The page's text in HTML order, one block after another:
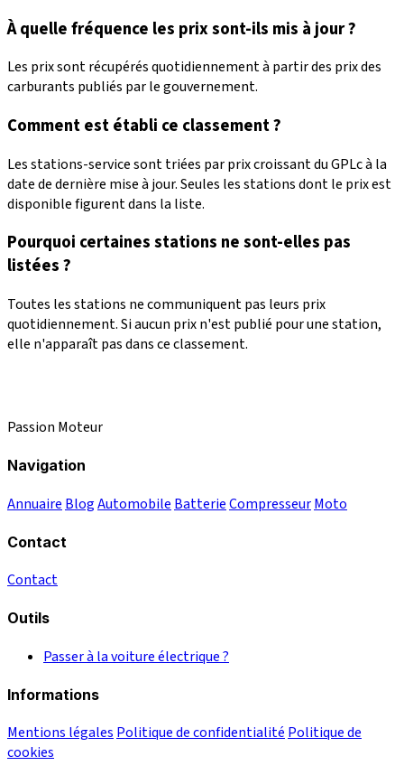
À quelle fréquence les prix sont-ils mis à jour ?
Les prix sont récupérés quotidiennement à partir des prix des
carburants publiés par le gouvernement.
Comment est établi ce classement ?
Les stations-service sont triées par prix croissant du GPLc à la
date de dernière mise à jour. Seules les stations dont le prix est
disponible figurent dans la liste.
Pourquoi certaines stations ne sont-elles pas
listées ?
Toutes les stations ne communiquent pas leurs prix
quotidiennement. Si aucun prix n'est publié pour une station,
elle n'apparaît pas dans ce classement.
Passion Moteur
Navigation
Annuaire BlogAutomobile BatterieCompresseurMoto
Contact
Contact
Outils
Passer à la voiture électrique ?
Informations
Mentions légales Politique de confidentialité Politique de
cookies